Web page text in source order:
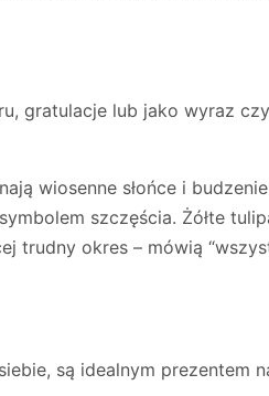
gratulacje lub jako wyraz
wiosenne słońce i
szczęścia. Żółte
trudny okres – mówią
są idealnym prezentem